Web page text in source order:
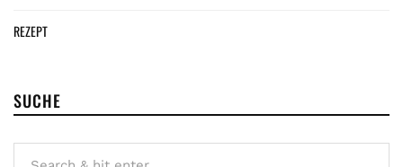
REZEPT
SUCHE